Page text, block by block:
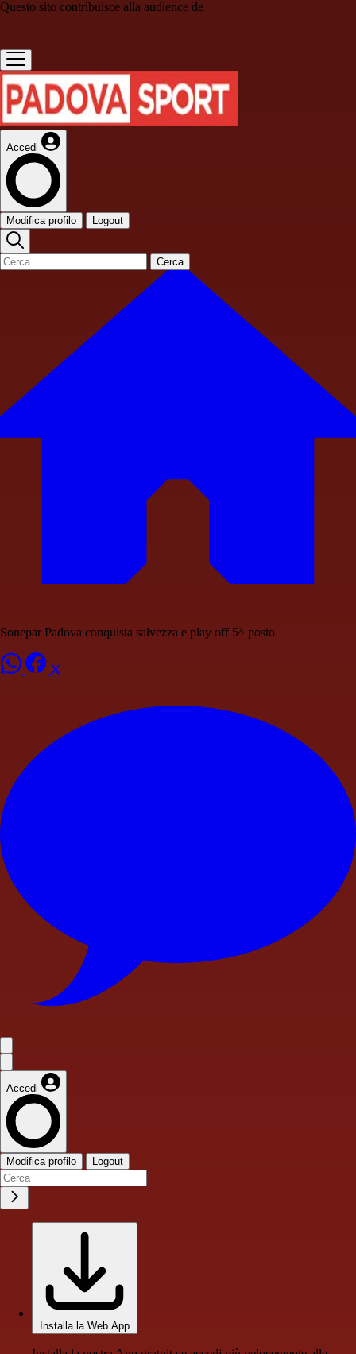
Questo sito contribuisce alla audience de
Accedi
Modifica profilo Logout
Cerca
Sonepar Padova conquista salvezza e play off 5^ posto
Accedi
Modifica profilo Logout
Installa la Web App